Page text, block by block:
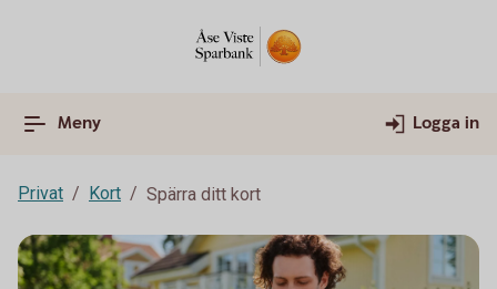
Meny Logga in
Privat Kort Spärra ditt kort